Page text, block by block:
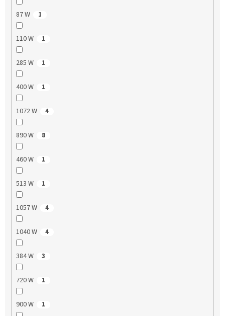
87 W 1
110 W 1
285 W 1
400 W 1
1072 W 4
890 W 8
460 W 1
513 W 1
1057 W 4
1040 W 4
384 W 3
720 W 1
900 W 1